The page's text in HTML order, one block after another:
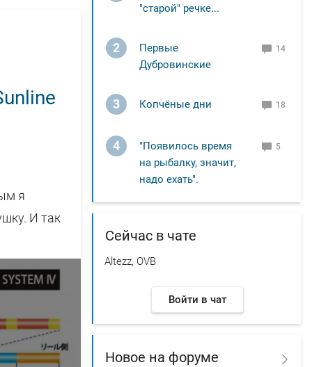
я
И так
"старой" речке...
2
Первые
Дубровинские
14
3 Копчёные дни 18
4
"Появилось время
на рыбалку, значит,
надо ехать".
5
Сейчас в чате
Altezz, OVB
Войти в чат
Новое на форуме